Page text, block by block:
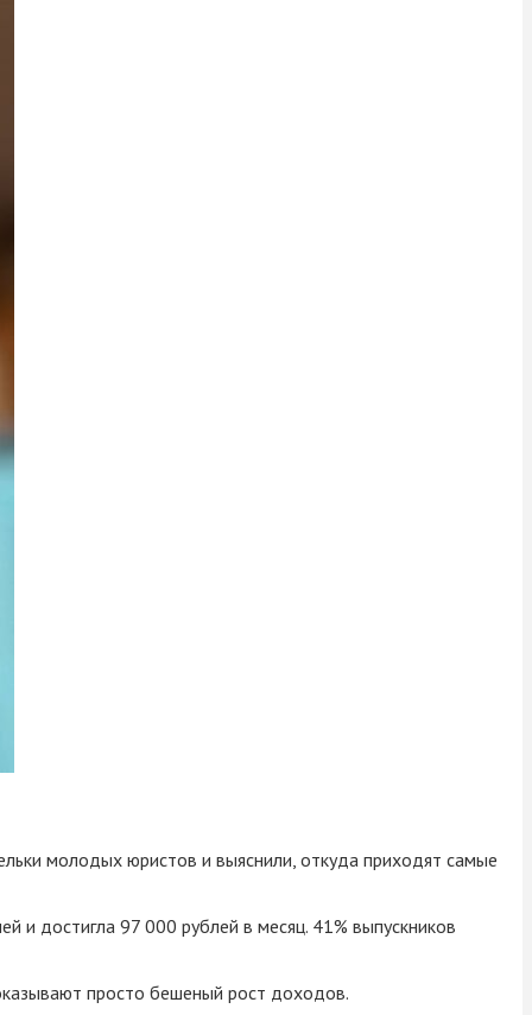
молодых юристов и выяснили, откуда приходят самые
и достигла 97 000 рублей в месяц. 41% выпускников
просто бешеный рост доходов.